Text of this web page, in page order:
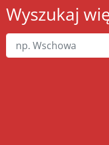
Wyszukaj